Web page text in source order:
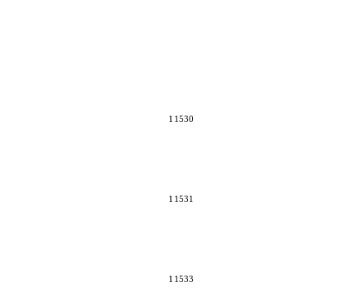
11530
11531
11533